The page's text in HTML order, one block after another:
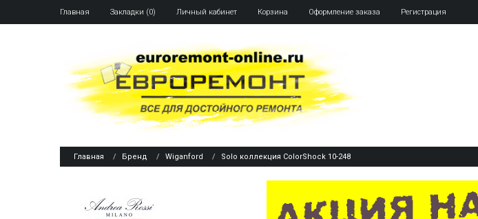
Главная Закладки (0) Личный кабинет Корзина Оформление заказа Регистрация
Главная Бренд Wiganford Solo коллекция ColorShock 10-248